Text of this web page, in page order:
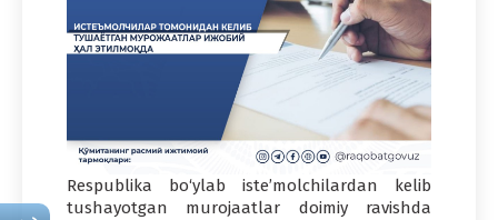
Respublika bo‘ylab iste’molchilardan kelib
tushayotgan murojaatlar doimiy ravishda